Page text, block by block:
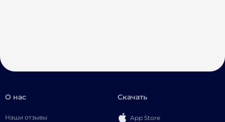
О нас
Наши отзывы
Скачать
App Store